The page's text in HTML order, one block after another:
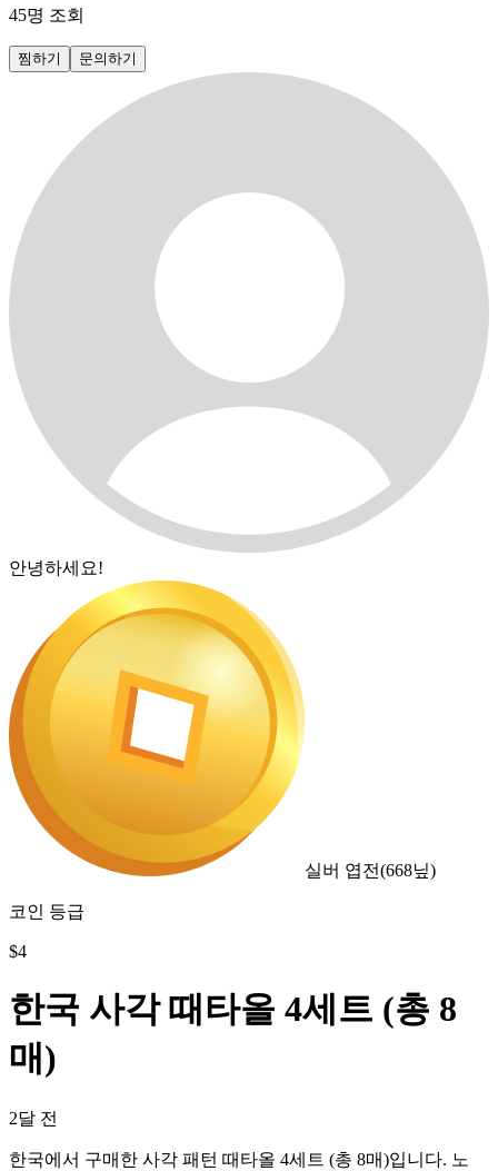
45명 조회
찜하기 문의하기
안녕하세요!
실버 엽전(668닢)
코인 등급
$4
한국 사각 때타올 4세트 (총 8
매)
2달 전
한국에서 구매한 사각 패턴 때타올 4세트 (총 8매)입니다. 노